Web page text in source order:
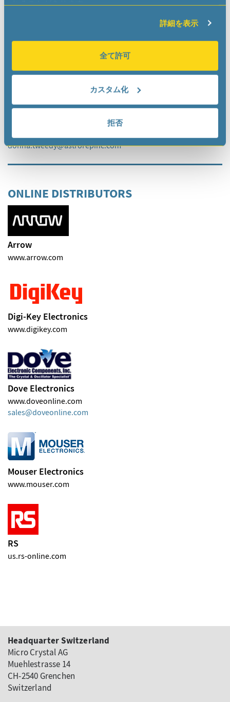
詳細を表示
全て許可
カスタム化
拒否
REPRESENTATIVES
www.envisioned.com/
donna.tweedy
astrorepinc com
ONLINE DISTRIBUTORS
Arrow
www.arrow.com
Digi-Key Electronics
www.digikey.com
Dove Electronics
www.doveonline.com
sales
doveonline com
Mouser Electronics
www.mouser.com
RS
us.rs-online.com
Headquarter Switzerland
Micro Crystal AG
Muehlestrasse 14
CH-2540 Grenchen
Switzerland